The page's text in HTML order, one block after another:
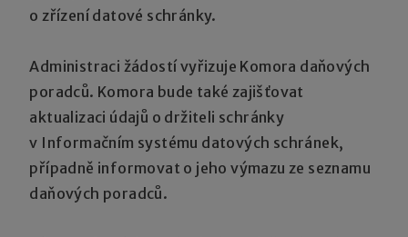
o zřízení datové schránky.
Administraci žádostí vyřizuje Komora daňových
poradců. Komora bude také zajišťovat
aktualizaci údajů o držiteli schránky
v Informačním systému datových schránek,
případně informovat o jeho výmazu ze seznamu
daňových poradců.